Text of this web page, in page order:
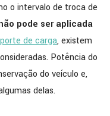
o intervalo de troca de
pode ser aplicada
de carga, existem
Potência do
do veículo e,
delas.